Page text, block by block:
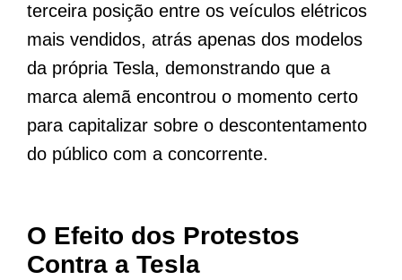
terceira posição entre os veículos elétricos
mais vendidos, atrás apenas dos modelos
da própria Tesla, demonstrando que a
marca alemã encontrou o momento certo
para capitalizar sobre o descontentamento
do público com a concorrente.
O Efeito dos Protestos
Contra a Tesla